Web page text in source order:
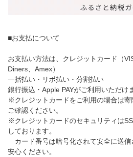
■お支払について
お支払い方法は、クレジットカード（
Diners、Amex）
一括払い・リボ払い・分割払い
銀行振込・Apple PAYがご利用いただけ
※クレジットカードをご利用の場合は
ご確認ください。
※クレジットカードのセキュリティは
しております。
カード番号は暗号化されて安全に送信
安心ください。